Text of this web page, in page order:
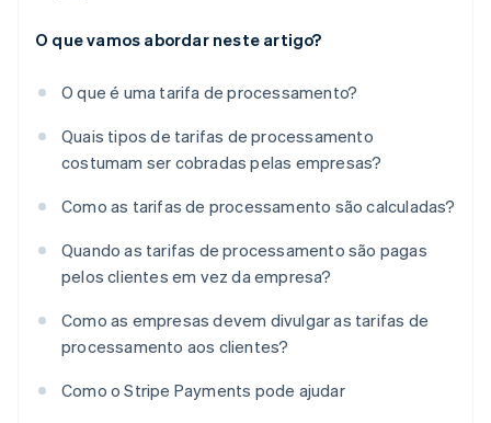
O que vamos abordar neste artigo?
O que é uma tarifa de processamento?
Quais tipos de tarifas de processamento
costumam ser cobradas pelas empresas?
Como as tarifas de processamento são calculadas?
Quando as tarifas de processamento são pagas
pelos clientes em vez da empresa?
Como as empresas devem divulgar as tarifas de
processamento aos clientes?
Como o Stripe Payments pode ajudar